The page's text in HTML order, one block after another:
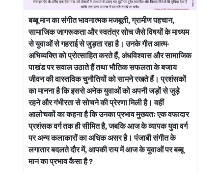
बब्बू मान का संगीत भावनात्मक मजबूती, ग्रामीण पहचान,
सामाजिक जागरूकता और स्वतंत्र सोच जैसे विषयों के माध्यम
से युवाओं से गहराई से जुड़ता रहा है। उनके गीत आत्म-
अभिव्यक्ति को प्रोत्साहित करते हैं, अंधविश्वास और सामाजिक
पाखंड पर सवाल उठाते हैं तथा भौतिक सफलता के बजाय
जीवन की वास्तविक चुनौतियों को सामने रखते हैं। प्रशंसकों
का मानना है कि इससे अनेक युवाओं को अपनी जड़ों से जुड़े
रहने और गंभीरता से सोचने की प्रेरणा मिली है। वहीं
आलोचकों का कहना है कि उनका प्रभाव मुख्यतः एक वफादार
प्रशंसक वर्ग तक ही सीमित है, जबकि आज के व्यापक युवा वर्ग
पर अन्य कलाकारों का अधिक असर है। पंजाबी संगीत के
लगातार बदलते दौर में, आपकी राय में आज के युवाओं पर बब्बू
मान का प्रभाव कैसा है ?